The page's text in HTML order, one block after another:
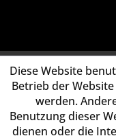
Diese Website
Betrieb der
werden.
Benutzung dieser
dienen oder die